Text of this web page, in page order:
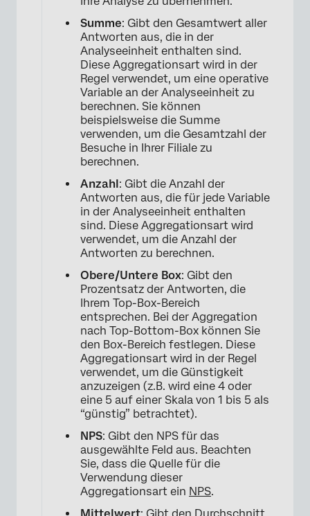
×
Summe: Gibt den Gesamtwert aller
Antworten aus, die in der
Analyseeinheit enthalten sind.
Diese Aggregationsart wird in der
Regel verwendet, um eine operative
Variable an der Analyseeinheit zu
berechnen. Sie können
beispielsweise die Summe
verwenden, um die Gesamtzahl der
Besuche in Ihrer Filiale zu
berechnen.
Anzahl: Gibt die Anzahl der
Antworten aus, die für jede Variable
in der Analyseeinheit enthalten
sind. Diese Aggregationsart wird
verwendet, um die Anzahl der
Antworten zu berechnen.
Obere/Untere Box: Gibt den
Prozentsatz der Antworten, die
Ihrem Top-Box-Bereich
entsprechen. Bei der Aggregation
nach Top-Bottom-Box können Sie
den Box-Bereich festlegen. Diese
Aggregationsart wird in der Regel
verwendet, um die Günstigkeit
anzuzeigen (z.B. wird eine 4 oder
eine 5 auf einer Skala von 1 bis 5 als
“günstig” betrachtet).
NPS: Gibt den NPS für das
ausgewählte Feld aus. Beachten
Sie, dass die Quelle für die
Verwendung dieser
Aggregationsart ein NPS.